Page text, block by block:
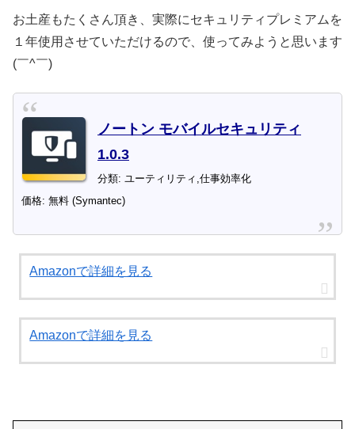
お土産もたくさん頂き、実際にセキュリティプレミアムを
１年使用させていただけるので、使ってみようと思います
(￣^￣)ゞ
ノートン モバイルセキュリティ
1.0.3
分類: ユーティリティ,仕事効率化
価格: 無料 (Symantec)
Amazonで詳細を見る
Amazonで詳細を見る